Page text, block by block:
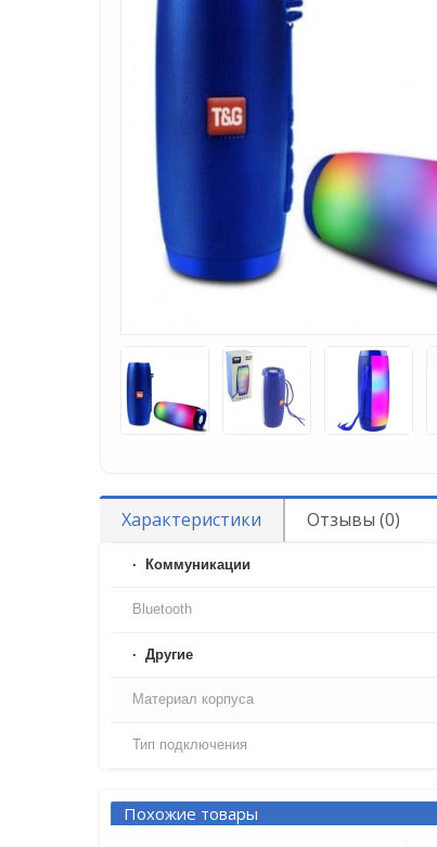
Характеристики Отзывы (0)
Коммуникации
Bluetooth
Другие
Материал корпуса
Тип подключения
Похожие товары